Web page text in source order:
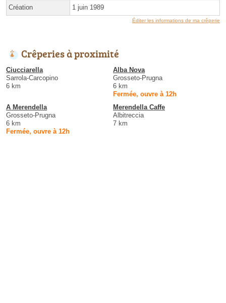
Création 1 juin 1989
Éditer les informations de ma crêperie
Crêperies à proximité
Ciucciarella
Sarrola-Carcopino
6 km
Alba Nova
Grosseto-Prugna
6 km
Fermée, ouvre à 12h
A Merendella
Grosseto-Prugna
6 km
Fermée, ouvre à 12h
Merendella Caffe
Albitreccia
7 km